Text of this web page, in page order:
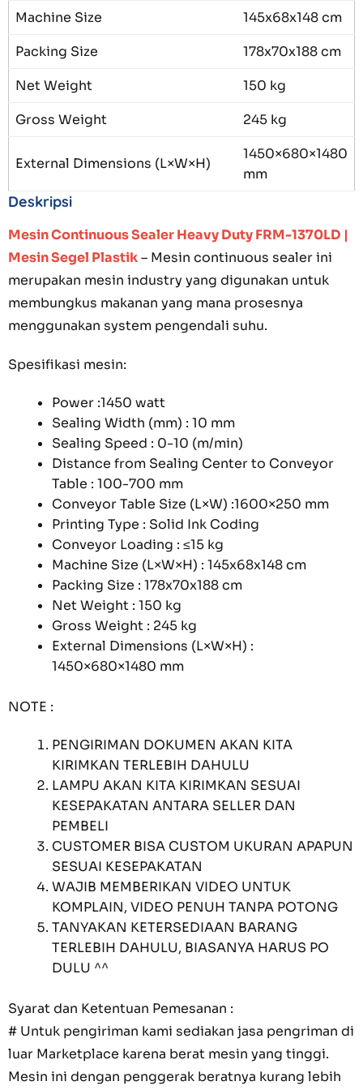
Machine Size
145x68x148 cm
Packing Size
178x70x188 cm
Net Weight
150 kg
Gross Weight
245 kg
External Dimensions (L×W×H)
1450×680×1480
mm
Deskripsi
Mesin Continuous Sealer Heavy Duty FRM-1370LD |
Mesin Segel Plastik– Mesin continuous sealer ini
merupakan mesin industry yang digunakan untuk
membungkus makanan yang mana prosesnya
menggunakan system pengendali suhu.
Spesifikasi mesin:
Power :1450 watt
Sealing Width (mm) : 10 mm
Sealing Speed : 0-10 (m/min)
Distance from Sealing Center to Conveyor
Table : 100-700 mm
Conveyor Table Size (L×W) :1600×250 mm
Printing Type : Solid Ink Coding
Conveyor Loading : ≤15 kg
Machine Size (L×W×H) : 145x68x148 cm
Packing Size : 178x70x188 cm
Net Weight : 150 kg
Gross Weight : 245 kg
External Dimensions (L×W×H) :
1450×680×1480 mm
NOTE :
PENGIRIMAN DOKUMEN AKAN KITA
KIRIMKAN TERLEBIH DAHULU
LAMPU AKAN KITA KIRIMKAN SESUAI
KESEPAKATAN ANTARA SELLER DAN
PEMBELI
CUSTOMER BISA CUSTOM UKURAN APAPUN
SESUAI KESEPAKATAN
WAJIB MEMBERIKAN VIDEO UNTUK
KOMPLAIN, VIDEO PENUH TANPA POTONG
TANYAKAN KETERSEDIAAN BARANG
TERLEBIH DAHULU, BIASANYA HARUS PO
DULU ^^
Syarat dan Ketentuan Pemesanan :
# Untuk pengiriman kami sediakan jasa pengriman di
luar Marketplace karena berat mesin yang tinggi.
Mesin ini dengan penggerak beratnya kurang lebih